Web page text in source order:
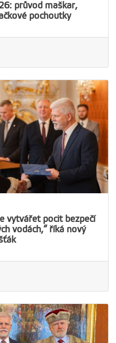
průvod maškar,
pochoutky
vytvářet pocit bezpečí
vodách,“ říká nový